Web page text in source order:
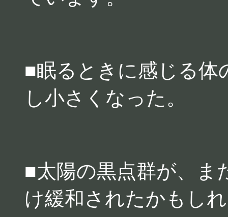
■眠るときに感じる体
し小さくなった。
■太陽の黒点群が、ま
け緩和されたかもし